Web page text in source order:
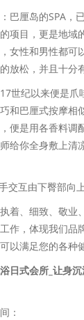
巴厘岛的SPA，
项目，更是地域
女性和男性都可
放松，并且十分
世纪以来便是
和巴厘式按摩相
便是用各香料
给你全身敷上清
交互由下臀部向
着、细致、敬业
作，体现我们品
以满足您的各种
日式会所_让身沉
：